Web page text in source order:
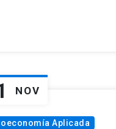
NOV
Aplicada